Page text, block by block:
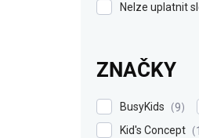
Nelze uplatnit
ZNAČKY
BusyKids 9
Kid's Concept
1